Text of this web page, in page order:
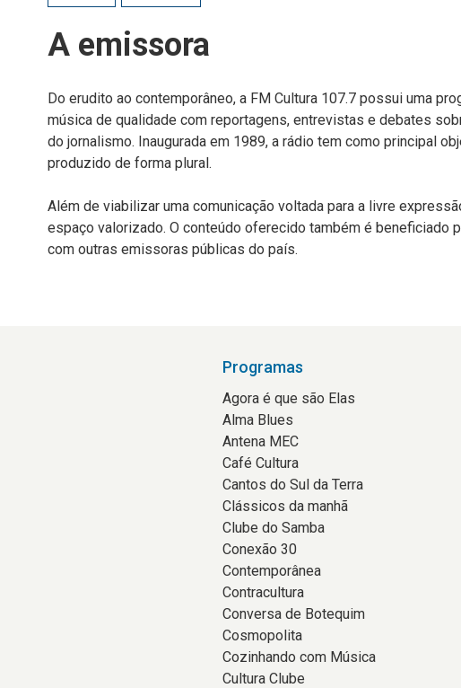
A emissora
Do erudito ao contemporâneo, a FM Cultura 107.7 possui uma
música de qualidade com reportagens, entrevistas e debates
do jornalismo. Inaugurada em 1989, a rádio tem como principal
produzido de forma plural.
Além de viabilizar uma comunicação voltada para a livre
espaço valorizado. O conteúdo oferecido também é beneficiado
com outras emissoras públicas do país.
Programas
Agora é que são Elas
Alma Blues
Antena MEC
Café Cultura
Cantos do Sul da Terra
Clássicos da manhã
Clube do Samba
Conexão 30
Contemporânea
Contracultura
Conversa de Botequim
Cosmopolita
Cozinhando com Música
Cultura Clube